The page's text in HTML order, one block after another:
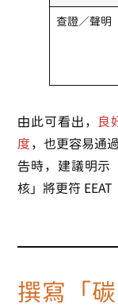
查證／聲明
由此可看出，
良
度 ，也更容易通
告時，建議明示
核」將更符
撰寫「